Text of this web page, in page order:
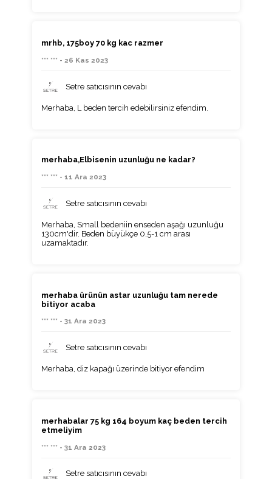
mrhb, 175boy 70 kg kac razmer
*** *** - 26 Kas 2023
Setre satıcısının cevabı
Merhaba, L beden tercih edebilirsiniz efendim.
merhaba,Elbisenin uzunluğu ne kadar?
*** *** - 11 Ara 2023
Setre satıcısının cevabı
Merhaba, Small bedeniin enseden aşağı uzunluğu
130cm'dir. Beden büyükçe 0,5-1 cm arası
uzamaktadır.
merhaba ürünün astar uzunluğu tam nerede
bitiyor acaba
*** *** - 31 Ara 2023
Setre satıcısının cevabı
Merhaba, diz kapağı üzerinde bitiyor efendim
merhabalar 75 kg 164 boyum kaç beden tercih
etmeliyim
*** *** - 31 Ara 2023
Setre satıcısının cevabı